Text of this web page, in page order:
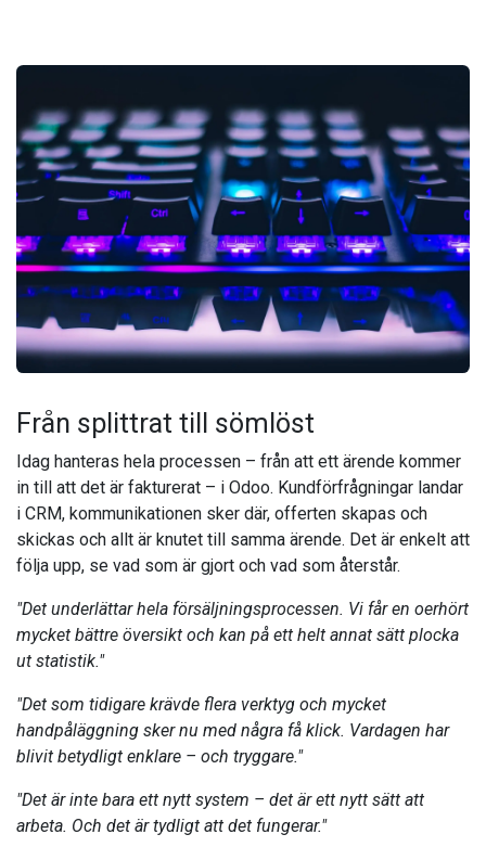
Från splittrat till sömlöst
Idag hanteras hela processen – från att ett ärende kommer
in till att det är fakturerat – i Odoo. Kundförfrågningar landar
i CRM, kommunikationen sker där, offerten skapas och
skickas och allt är knutet till samma ärende. Det är enkelt att
följa upp, se vad som är gjort och vad som återstår.
"Det underlättar hela försäljningsprocessen. Vi får en oerhört
mycket bättre översikt och kan på ett helt annat sätt plocka
ut statistik."
"Det som tidigare krävde flera verktyg och mycket
handpåläggning sker nu med några få klick. Vardagen har
blivit betydligt enklare – och tryggare."
"Det är inte bara ett nytt system – det är ett nytt sätt att
arbeta. Och det är tydligt att det fungerar."